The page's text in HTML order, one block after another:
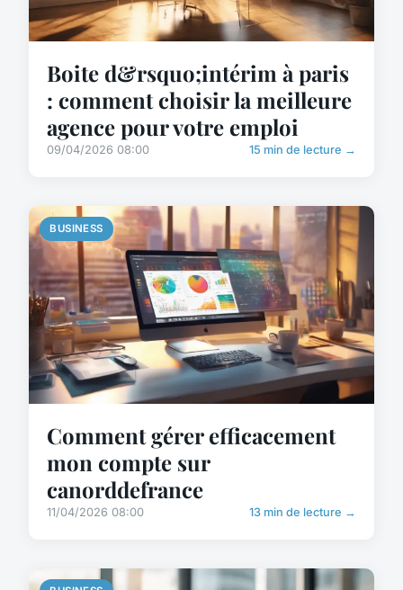
Boite d&rsquo;intérim à paris
: comment choisir la meilleure
agence pour votre emploi
09/04/2026 08:00 15 min de lecture →
BUSINESS
Comment gérer efficacement
mon compte sur
canorddefrance
11/04/2026 08:00 13 min de lecture →